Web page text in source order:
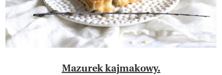
Mazurek kajmakowy.